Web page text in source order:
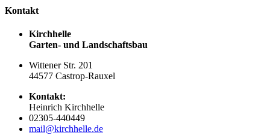
Kontakt
Kirchhelle
Garten- und Landschaftsbau
Wittener Str. 201
44577 Castrop-Rauxel
Kontakt:
Heinrich Kirchhelle
02305-440449
mail@kirchhelle.de